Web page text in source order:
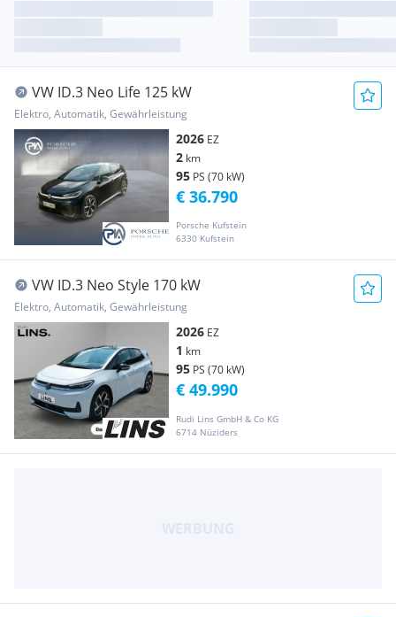
VW ID.3 Neo Life 125 kW
Elektro, Automatik, Gewährleistung
2026 EZ
2 km
95 PS (70 kW)
Porsche Kufstein
6330 Kufstein
€ 36.790
VW ID.3 Neo Style 170 kW
Elektro, Automatik, Gewährleistung
2026 EZ
1 km
95 PS (70 kW)
Rudi Lins GmbH & Co KG
6714 Nüziders
€ 49.990